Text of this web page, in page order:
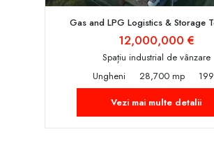
Gas and LPG Logistics & Storage
12,000,000 €
Spațiu industrial de vânzare
Ungheni
28,700 mp
Vezi mai multe detalii